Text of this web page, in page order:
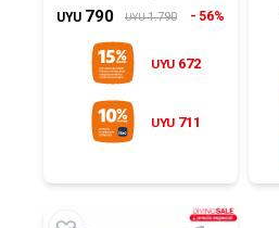
UYU 790 UYU 1.790 56%
UYU 672
UYU 711